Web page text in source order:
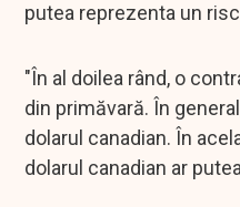
putea reprezenta un
"În al doilea rând, o
din primăvară. În
dolarul canadian. În
dolarul canadian ar